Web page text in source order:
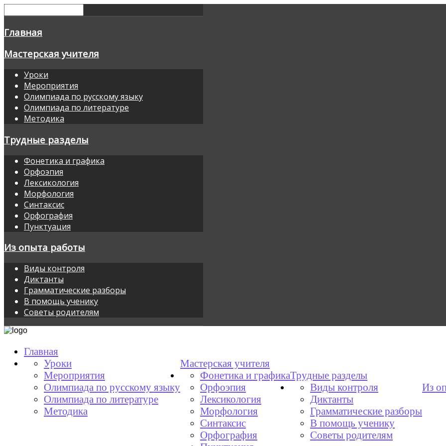
Главная
Мастерская учителя
Уроки
Мероприятия
Олимпиада по русскому языку
Олимпиада по литературе
Методика
Трудные разделы
Фонетика и графика
Орфоэпия
Лексикология
Морфология
Синтаксис
Орфография
Пунктуация
Из опыта работы
Виды контроля
Диктанты
Грамматические разборы
В помощь ученику
Советы родителям
Главная
Мастерская учителя
Уроки
Мероприятия
Олимпиада по русскому языку
Олимпиада по литературе
Методика
Трудные разделы
Фонетика и графика
Орфоэпия
Лексикология
Морфология
Синтаксис
Орфография
Из
Виды контроля
Диктанты
Грамматические разборы
В помощь ученику
Советы родителям